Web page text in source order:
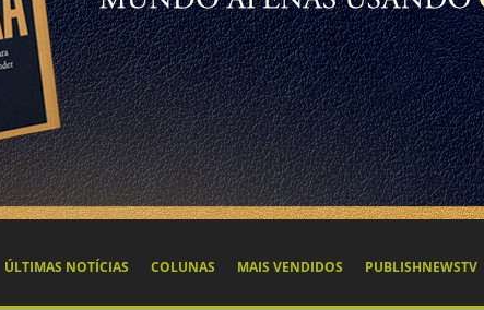
ÚLTIMAS NOTÍCIAS COLUNAS MAIS VENDIDOS PUBLISHNEWSTV